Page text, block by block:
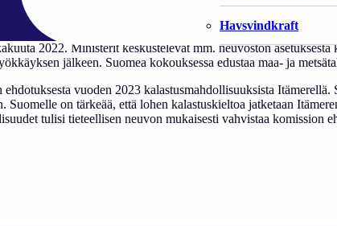
Havsvindkraft
2022. Ministerit keskustelevat mm. neuvoston
jälkeen. Suomea kokouksessa edustaa maa- ja
vuoden 2023 kalastusmahdollisuuksista
on tärkeää, että lohen kalastuskieltoa jatketaan
tulisi tieteellisen neuvon mukaisesti vahvistaa komission